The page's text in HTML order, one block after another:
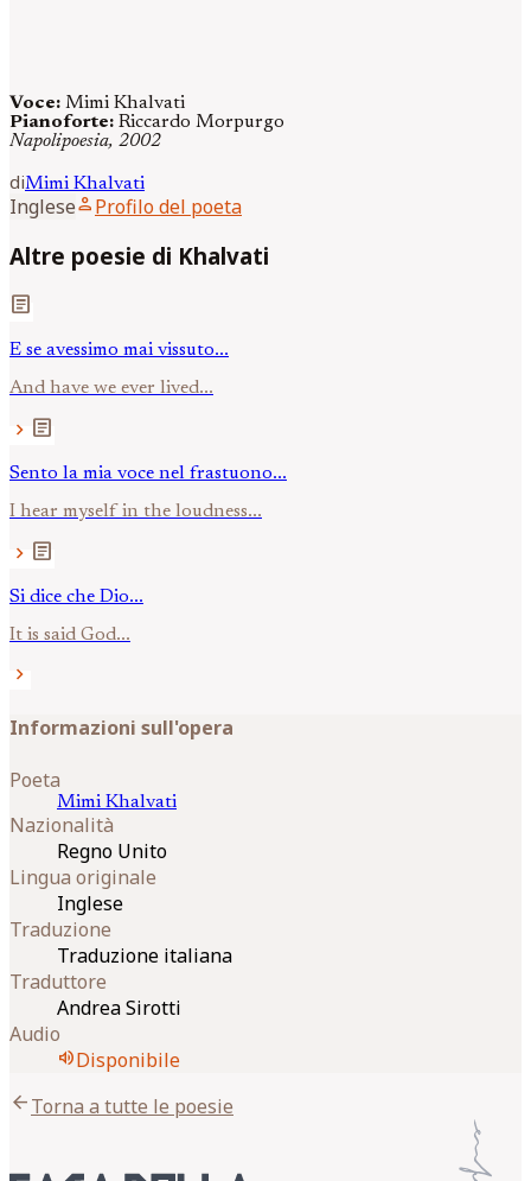
Voce: Mimi Khalvati
Pianoforte: Riccardo Morpurgo
Napolipoesia, 2002
diMimi Khalvati
Ingleseperson Profilo del poeta
Altre poesie di Khalvati
article
E se avessimo mai vissuto...
And have we ever lived...
chevron_right article
Sento la mia voce nel frastuono...
I hear myself in the loudness...
chevron_right article
Si dice che Dio...
It is said God...
chevron_right
Informazioni sull'opera
Poeta
Mimi Khalvati
Nazionalità
Regno Unito
Lingua originale
Inglese
Traduzione
Traduzione italiana
Traduttore
Andrea Sirotti
Audio
volume_upDisponibile
arrow_backTorna a tutte le poesie